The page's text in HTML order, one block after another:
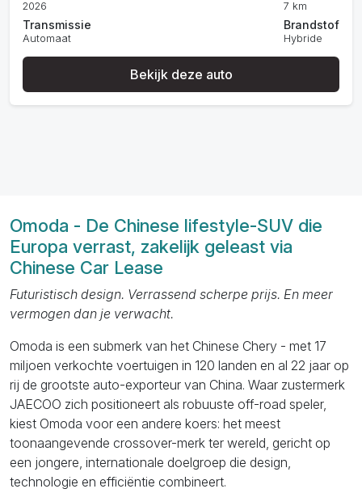
2026
Transmissie
Automaat
7 km
Brandstof
Hybride
Bekijk deze auto
Omoda - De Chinese lifestyle-SUV die
Europa verrast, zakelijk geleast via
Chinese Car Lease
Futuristisch design. Verrassend scherpe prijs. En meer
vermogen dan je verwacht.
Omoda is een submerk van het Chinese Chery - met 17
miljoen verkochte voertuigen in 120 landen en al 22 jaar op
rij de grootste auto-exporteur van China. Waar zustermerk
JAECOO zich positioneert als robuuste off-road speler,
kiest Omoda voor een andere koers: het meest
toonaangevende crossover-merk ter wereld, gericht op
een jongere, internationale doelgroep die design,
technologie en efficiëntie combineert.